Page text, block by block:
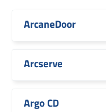
ArcaneDoor
Arcserve
Argo CD